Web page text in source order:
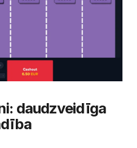
daudzveidīga